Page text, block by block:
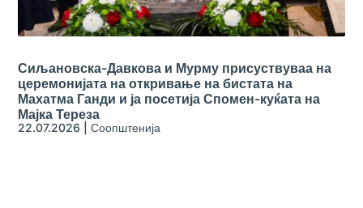
Сиљановска-Давкова и Мурму присуствуваа на
церемонијата на откривање на бистата на
Махатма Ганди и ја посетија Спомен-куќата на
Мајка Тереза
22.07.2026 |Соопштенија